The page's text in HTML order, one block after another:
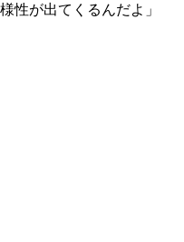
性が出てくるんだよ」